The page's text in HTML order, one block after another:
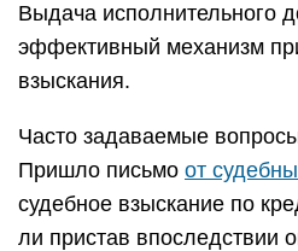
Выдача исполнительного
эффективный механизм
взыскания.
Часто задаваемые
Пришло письмо от
судебное взыскание по
ли пристав впоследствии